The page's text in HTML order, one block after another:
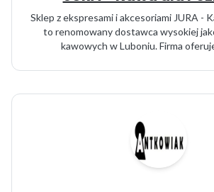
Sklep z ekspresami i akcesoriami JURA -
to renomowany dostawca wysokiej
kawowych w Luboniu. Firma